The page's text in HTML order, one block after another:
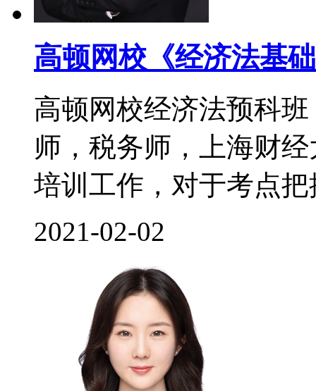
高顿网校《经济法基
高顿网校经济法预科
师，税务师，上海财
培训工作，对于考点
2021-02-02